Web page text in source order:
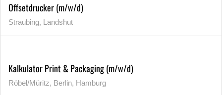
Offsetdrucker (m/w/d)
Straubing, Landshut
Kalkulator Print & Packaging (m/w/d)
Röbel/Müritz, Berlin, Hamburg